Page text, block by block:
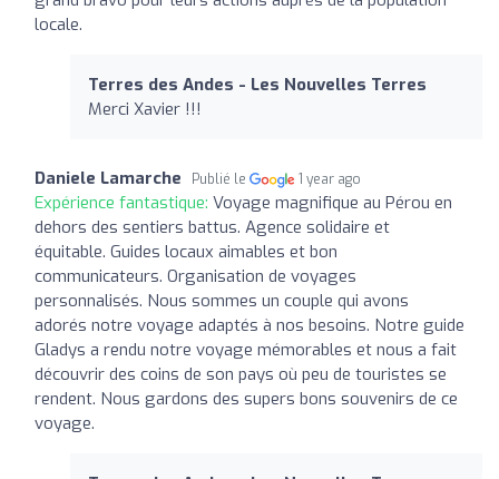
locale.
Terres des Andes - Les Nouvelles Terres
Merci Xavier !!!
Daniele Lamarche Publié le 1 year ago
Expérience fantastique: Voyage magnifique au Pérou en
dehors des sentiers battus. Agence solidaire et
équitable. Guides locaux aimables et bon
communicateurs. Organisation de voyages
personnalisés. Nous sommes un couple qui avons
adorés notre voyage adaptés à nos besoins. Notre guide
Gladys a rendu notre voyage mémorables et nous a fait
découvrir des coins de son pays où peu de touristes se
rendent. Nous gardons des supers bons souvenirs de ce
voyage.